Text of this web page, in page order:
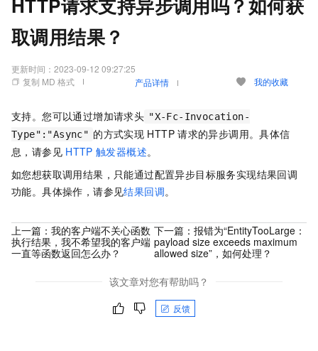
HTTP请求支持异步调用吗？如何获
取调用结果？
更新时间： 2023-09-12 09:27:25
复制 MD 格式
产品详情 我的收藏
支持。您可以通过增加请求头 "X-Fc-Invocation-
Type":"Async" 的方式实现 HTTP 请求的异步调用。具体信
息，请参见 HTTP 触发器概述。
如您想获取调用结果，只能通过配置异步目标服务实现结果回调
功能。具体操作，请参见结果回调。
上一篇： 我的客户端不关心函数
执行结果，我不希望我的客户端
一直等函数返回怎么办？
下一篇： 报错为“EntityTooLarge：
payload size exceeds maximum
allowed size”，如何处理？
该文章对您有帮助吗？
反馈